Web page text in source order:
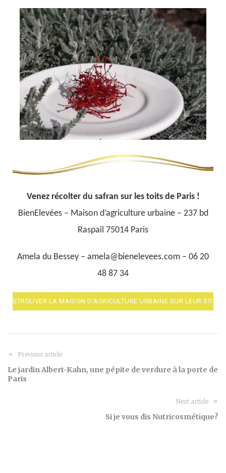
Venez récolter du safran sur les toits de Paris !
BienElevées – Maison d’agriculture urbaine – 237 bd
Raspail 75014 Paris
Amela du Bessey – amela@bienelevees.com – 06 20
48 87 34
RETROUVER LA MAISON D'AGRICULTURE URBAINE SUR LEUR SITE
Previous article
Le jardin Albert-Kahn, une pépite de verdure à la porte de
Paris
Next article
Si je vous dis Nutricosmétique?